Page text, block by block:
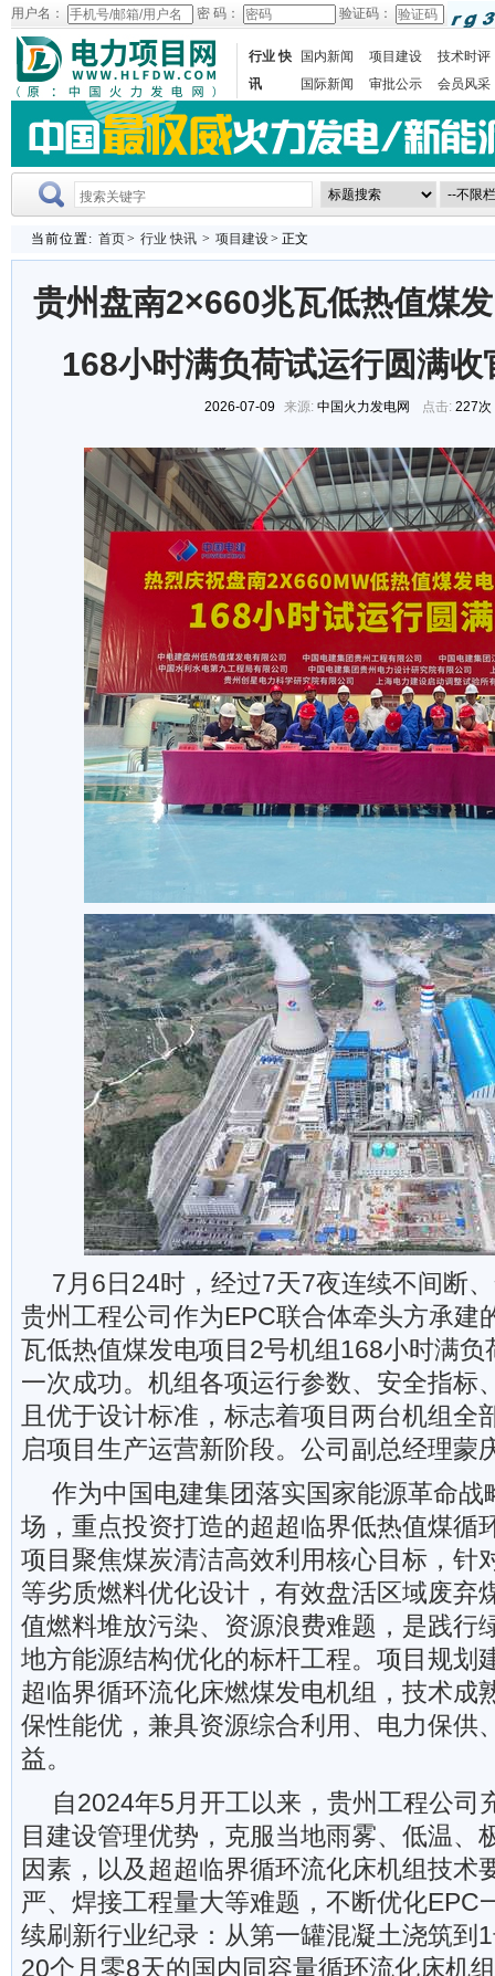
用户名： 密 码： 验证码：
行业 快
讯
国内新闻 项目建设
技术时评
国际新闻
审批公示 会员风采
当前位置: 首页> 行业 快讯 > 项目建设> 正文
贵州盘南2×660兆瓦低热值煤
168小时满负荷试运行圆满收
2026-07-09 来源: 中国火力发电网 点击: 227次
7月6日24时，经过7天7夜连续不间断
贵州工程公司作为EPC联合体牵头方承建
瓦低热值煤发电项目2号机组168小时满
一次成功。机组各项运行参数、安全指标
且优于设计标准，标志着项目两台机组全
启项目生产运营新阶段。公司副总经理蒙
作为中国电建集团落实国家能源革命战
场，重点投资打造的超超临界低热值煤循
项目聚焦煤炭清洁高效利用核心目标，针
等劣质燃料优化设计，有效盘活区域废弃
值燃料堆放污染、资源浪费难题，是践行
地方能源结构优化的标杆工程。项目规划
超临界循环流化床燃煤发电机组，技术成
保性能优，兼具资源综合利用、电力保供
益。
自2024年5月开工以来，贵州工程公司
目建设管理优势，克服当地雨雾、低温、
因素，以及超超临界循环流化床机组技术
严、焊接工程量大等难题，不断优化EPC
续刷新行业纪录：从第一罐混凝土浇筑到
20个月零8天的国内同容量循环流化床机